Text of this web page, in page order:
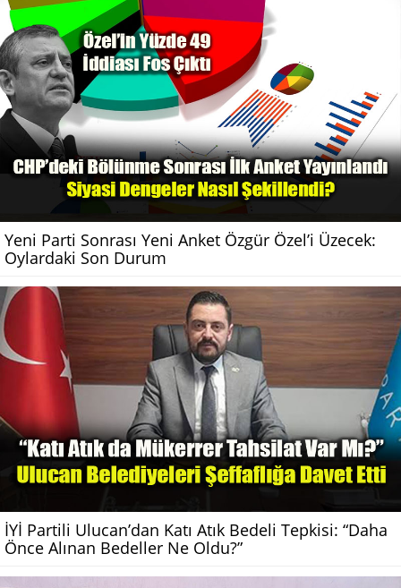
Yeni Parti Sonrası Yeni Anket Özgür Özel’i Üzecek:
Oylardaki Son Durum
İYİ Partili Ulucan’dan Katı Atık Bedeli Tepkisi: “Daha
Önce Alınan Bedeller Ne Oldu?”